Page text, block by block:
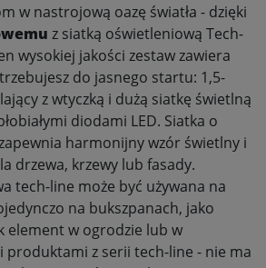
w nastrojową oazę światła - dzięki
z siatką oświetleniową Tech-
wysokiej jakości zestaw zawiera
do jasnego startu: 1,5-
z wtyczką i dużą siatkę świetlną
diodami LED. Siatka o
harmonijny wzór świetlny i
drzewa, krzewy lub fasady.
tech-line może być używana na
na bukszpanach, jako
element w ogrodzie lub w
produktami z serii tech-line - nie ma